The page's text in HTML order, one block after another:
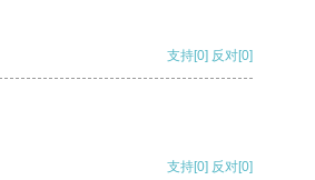
支持[0] 反对[0]
支持[0] 反对[0]